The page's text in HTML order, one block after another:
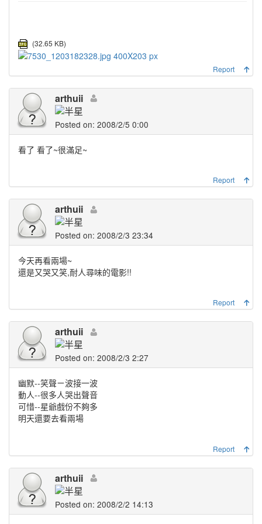
(32.65 KB)
Report
arthuii
Posted on: 2008/2/5 0:00
看了 看了~很滿足~
Report
arthuii
Posted on: 2008/2/3 23:34
今天再看兩場~
還是又哭又笑,耐人尋味的電影!!
Report
arthuii
Posted on: 2008/2/3 2:27
幽默--笑聲ㄧ波接一波
動人--很多人哭出聲音
可惜--星爺戲份不夠多
明天還要去看兩場
Report
arthuii
Posted on: 2008/2/2 14:13